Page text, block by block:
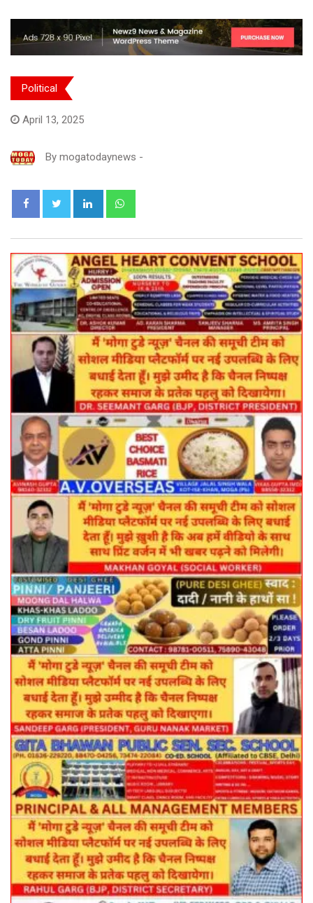
Political
April 13, 2025
By mogatodaynews -
LinkedIn